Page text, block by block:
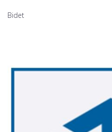
Bidet